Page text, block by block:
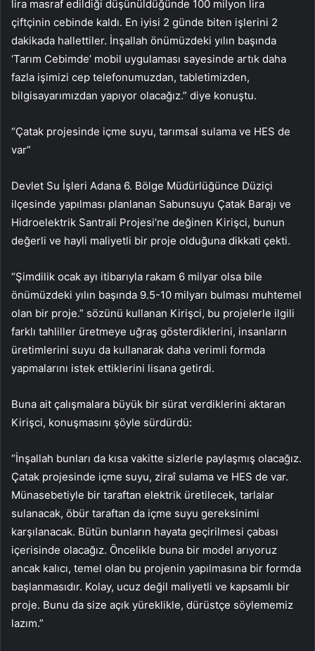
lira masraf edildiği düşünüldüğünde 100 milyon lira
çiftçinin cebinde kaldı. En iyisi 2 günde biten işlerini 2
dakikada hallettiler. İnşallah önümüzdeki yılın başında
‘Tarım Cebimde’ mobil uygulaması sayesinde artık daha
fazla işimizi cep telefonumuzdan, tabletimizden,
bilgisayarımızdan yapıyor olacağız.” diye konuştu.
“Çatak projesinde içme suyu, tarımsal sulama ve HES de
var”
Devlet Su İşleri Adana 6. Bölge Müdürlüğünce Düziçi
ilçesinde yapılması planlanan Sabunsuyu Çatak Barajı ve
Hidroelektrik Santrali Projesi’ne değinen Kirişci, bunun
değerli ve hayli maliyetli bir proje olduğuna dikkati çekti.
“Şimdilik ocak ayı itibarıyla rakam 6 milyar olsa bile
önümüzdeki yılın başında 9.5-10 milyarı bulması muhtemel
olan bir proje.” sözünü kullanan Kirişci, bu projelerle ilgili
farklı tahliller üretmeye uğraş gösterdiklerini, insanların
üretimlerini suyu da kullanarak daha verimli formda
yapmalarını istek ettiklerini lisana getirdi.
Buna ait çalışmalara büyük bir sürat verdiklerini aktaran
Kirişci, konuşmasını şöyle sürdürdü:
“İnşallah bunları da kısa vakitte sizlerle paylaşmış olacağız.
Çatak projesinde içme suyu, ziraî sulama ve HES de var.
Münasebetiyle bir taraftan elektrik üretilecek, tarlalar
sulanacak, öbür taraftan da içme suyu gereksinimi
karşılanacak. Bütün bunların hayata geçirilmesi çabası
içerisinde olacağız. Öncelikle buna bir model arıyoruz
ancak kalıcı, temel olan bu projenin yapılmasına bir formda
başlanmasıdır. Kolay, ucuz değil maliyetli ve kapsamlı bir
proje. Bunu da size açık yüreklikle, dürüstçe söylememiz
lazım.”